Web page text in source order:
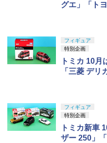
グエ」「ト
フィギュア
特別企画
トミカ 10
「三菱 デリ
フィギュア
特別企画
トミカ新車
ザー 250」